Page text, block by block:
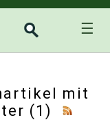
☰
mit
(1)